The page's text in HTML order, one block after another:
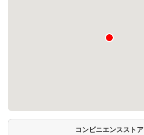
コンビニエンスストア